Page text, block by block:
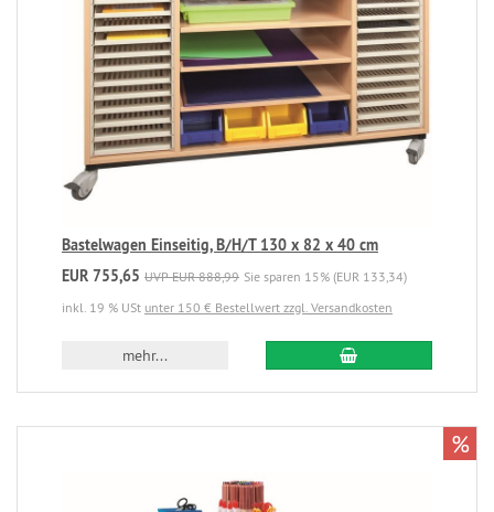
Bastelwagen Einseitig, B/H/T 130 x 82 x 40 cm
EUR 755,65 UVP EUR 888,99 Sie sparen 15% (EUR 133,34)
inkl. 19 % USt unter 150 € Bestellwert zzgl. Versandkosten
mehr...
%